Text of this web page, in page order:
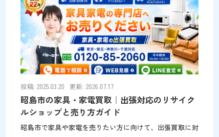
め、大型品の査定にも強く、事前に写真で相談できるサー
ビスも利用できます。 朝霞店から三鷹市までは車で約50
分ですが、パワーセラーのトラックは1都3県を巡回してい
ます。お近くのルートや予約状況が合えば、家具・家電の
出張買取に対応できる場合があります。 三鷹市で
投稿: 2025.03.20 更新: 2026.07.17
昭島市の家具・家電買取｜出張対応のリサイク
ルショップと売り方ガイド
昭島市で家具や家電を売りたい方に向けて、出張買取に対